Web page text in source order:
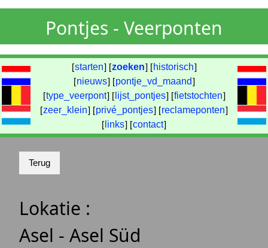
Pontjes - Veerponten
[starten] [zoeken] [ historisch]
[nieuws] [pontje_vd_maand]
[type_veerpont] [ lijst_pontjes] [fietstochten]
[zeer_klein] [privé_pontjes] [reclameponten]
[ links] [contact]
Lokatie :
Asel - Asel Süd